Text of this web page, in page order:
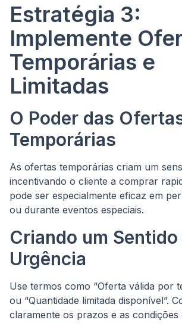
Estratégia 3:
Implemente
Temporárias e
Limitadas
O Poder das
Temporárias
As ofertas temporárias criam um
incentivando o cliente a comprar
pode ser especialmente eficaz em
ou durante eventos especiais.
Criando um Sentido
Urgência
Use termos como “Oferta válida por
ou “Quantidade limitada disponível”.
claramente os prazos e as condições